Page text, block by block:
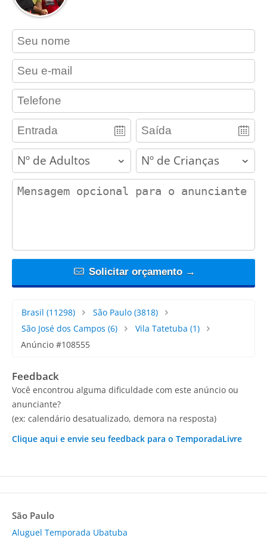
contact_name
contact_email
contact_phone
adults children
contact_message
Solicitar orçamento →
Brasil (11298) São Paulo(3818)
São José dos Campos (6) Vila Tatetuba (1)
Anúncio #108555
Feedback
Você encontrou alguma dificuldade com este anúncio ou
anunciante?
(ex: calendário desatualizado, demora na resposta)
Clique aqui e envie seu feedback para o TemporadaLivre
São Paulo
Aluguel Temporada Ubatuba